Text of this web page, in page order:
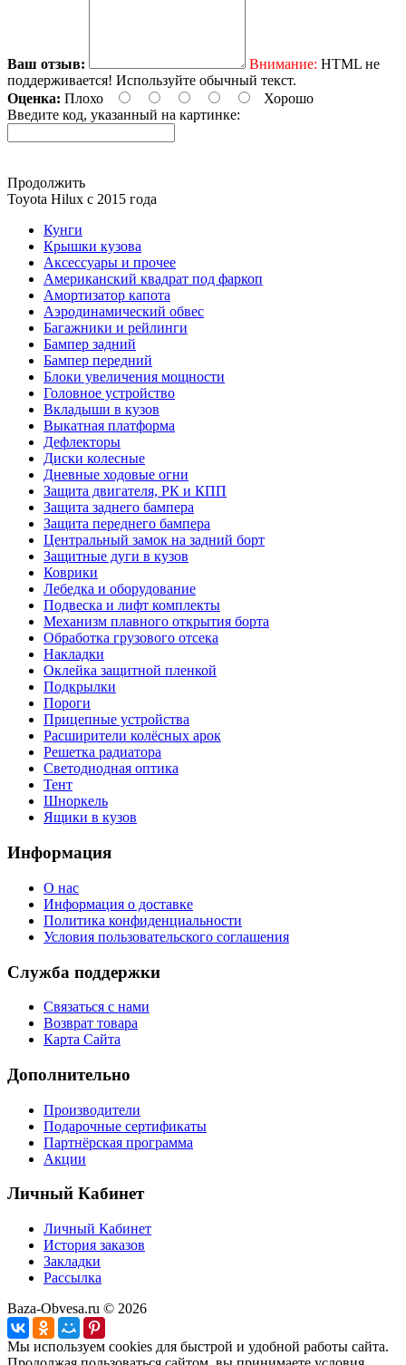
Ваш отзыв: Внимание: HTML не
поддерживается! Используйте обычный текст.
Оценка: Плохо
Хорошо
Введите код, указанный на картинке:
Продолжить
Toyota Нilux с 2015 года
Кунги
Крышки кузова
Аксессуары и прочее
Американский квадрат под фаркоп
Амортизатор капота
Аэродинамический обвес
Багажники и рейлинги
Бампер задний
Бампер передний
Блоки увеличения мощности
Головное устройство
Вкладыши в кузов
Выкатная платформа
Дефлекторы
Диски колесные
Дневные ходовые огни
Защита двигателя, РК и КПП
Защита заднего бампера
Защита переднего бампера
Центральный замок на задний борт
Защитные дуги в кузов
Коврики
Лебедка и оборудование
Подвеска и лифт комплекты
Механизм плавного открытия борта
Обработка грузового отсека
Накладки
Оклейка защитной пленкой
Подкрылки
Пороги
Прицепные устройства
Расширители колёсных арок
Решетка радиатора
Светодиодная оптика
Тент
Шноркель
Ящики в кузов
Информация
О нас
Информация о доставке
Политика конфиденциальности
Условия пользовательского соглашения
Служба поддержки
Связаться с нами
Возврат товара
Карта Сайта
Дополнительно
Производители
Подарочные сертификаты
Партнёрская программа
Акции
Личный Кабинет
Личный Кабинет
История заказов
Закладки
Рассылка
Baza-Obvesa.ru © 2026
Мы используем cookies для быстрой и удобной работы сайта.